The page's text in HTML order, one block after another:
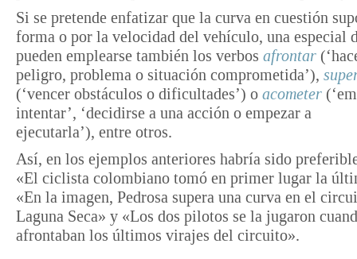
Si se pretende enfatizar que la curva en cuestión
forma o por la velocidad del vehículo, una especial
pueden emplearse también los verbos afrontar
peligro, problema o situación comprometida’),
(‘vencer obstáculos o dificultades’) o acometer
intentar’, ‘decidirse a una acción o empezar a
ejecutarla’), entre otros.
Así, en los ejemplos anteriores habría sido
«El ciclista colombiano tomó en primer lugar la
«En la imagen, Pedrosa supera una curva en el
Laguna Seca» y «Los dos pilotos se la jugaron
afrontaban los últimos virajes del circuito».